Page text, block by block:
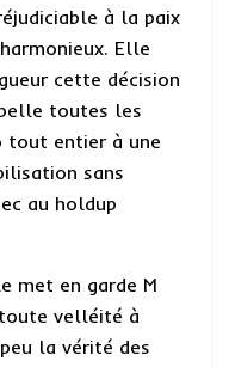
à la paix
Elle
cette décision
toutes les
entier à une
sans
au holdup
met en garde M
velléité à
la vérité des